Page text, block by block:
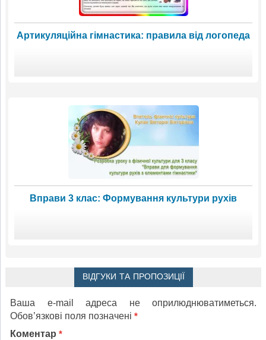
Артикуляційна гімнастика: правила від логопеда
Вправи 3 клас: Формування культури рухів
ВІДГУКИ ТА ПРОПОЗИЦІЇ
Ваша e-mail адреса не оприлюднюватиметься.
Обов’язкові поля позначені *
Коментар *